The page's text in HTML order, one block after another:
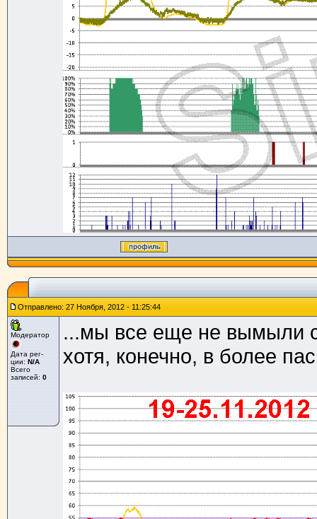
Отправлено: 27 Ноября, 2012 - 11:25:44
Модератор
Дата рег-
ции: N/A
Всего
записей: 0
...мы все еще не вымыли
хотя, конечно, в более